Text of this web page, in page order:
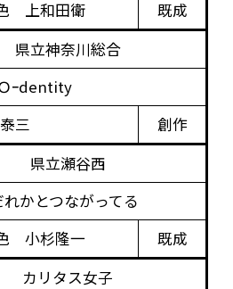
上和田衛
既成
県立神奈川総合
ｰdentity
三
創作
県立瀬谷西
かとつながってる
小杉隆一
既成
カリタス女子